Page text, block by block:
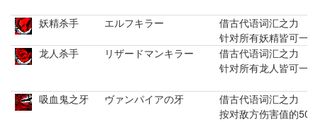
妖精杀手 エルフキラー
借古代语词汇之力
针对所有妖精皆可一
龙人杀手
リザードマンキラー
借古代语词汇之力
针对所有龙人皆可一
吸血鬼之牙 ヴァンパイアの牙
借古代语词汇之力
按对敌方伤害值的50